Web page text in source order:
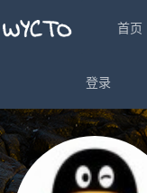
首页
登录